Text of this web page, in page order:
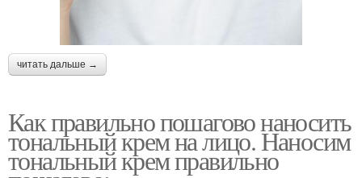
читать дальше →
Как правильно пошагово наносить
тональный крем на лицо. Наносим
тональный крем правильно